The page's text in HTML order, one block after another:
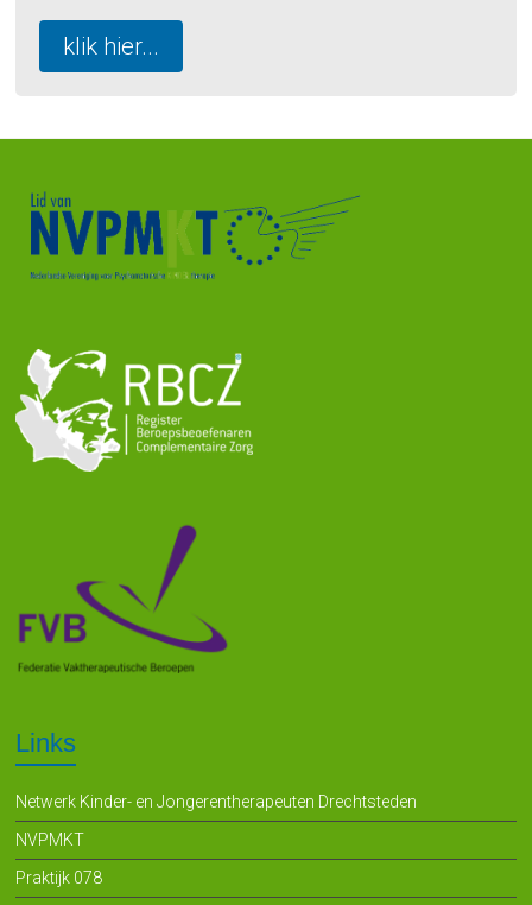
klik hier...
Links
Netwerk Kinder- en Jongerentherapeuten Drechtsteden
NVPMKT
Praktijk 078